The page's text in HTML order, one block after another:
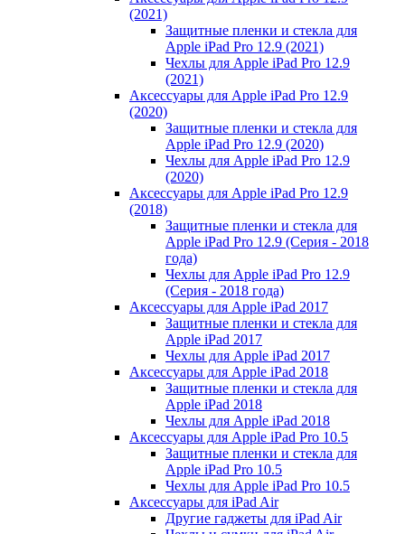
(2021)
Защитные пленки и стекла для
Apple iPad Pro 12.9 (2021)
Чехлы для Apple iPad Pro 12.9
(2021)
Аксессуары для Apple iPad Pro 12.9
(2020)
Защитные пленки и стекла для
Apple iPad Pro 12.9 (2020)
Чехлы для Apple iPad Pro 12.9
(2020)
Аксессуары для Apple iPad Pro 12.9
(2018)
Защитные пленки и стекла для
Apple iPad Pro 12.9 (Серия - 2018
года)
Чехлы для Apple iPad Pro 12.9
(Серия - 2018 года)
Аксессуары для Apple iPad 2017
Защитные пленки и стекла для
Apple iPad 2017
Чехлы для Apple iPad 2017
Аксессуары для Apple iPad 2018
Защитные пленки и стекла для
Apple iPad 2018
Чехлы для Apple iPad 2018
Аксессуары для Apple iPad Pro 10.5
Защитные пленки и стекла для
Apple iPad Pro 10.5
Чехлы для Apple iPad Pro 10.5
Аксессуары для iPad Air
Другие гаджеты для iPad Air